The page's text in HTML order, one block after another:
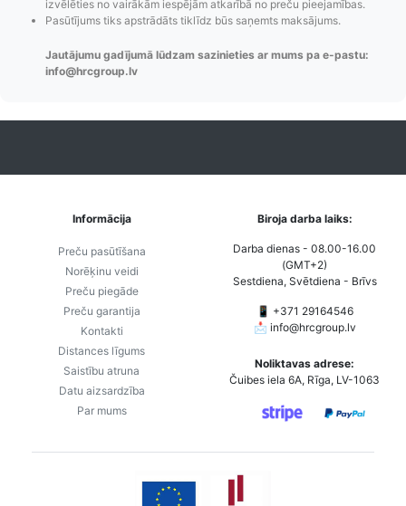
Izsekošana,
Pasūtījumu re-
lietotāja konta
izveides.
PayPal
izvēlēties no vairākām iespējām atkarībā no preču pieejamības.
Pasūtījums tiks apstrādāts tiklīdz būs saņemts maksājums.
Jautājumu gadījumā lūdzam sazinieties ar mums pa e-pastu:
info@hrcgroup.lv
Informācija
Preču pasūtīšana
Norēķinu veidi
Preču piegāde
Preču garantija
Kontakti
Distances līgums
Saistību atruna
Datu aizsardzība
Par mums
Biroja darba laiks:
Darba dienas - 08.00-16.00
(GMT+2)
Sestdiena, Svētdiena - Brīvs
📱 +371 29164546
📩 info@hrcgroup.lv
Noliktavas adrese:
Čuibes iela 6A, Rīga, LV-1063